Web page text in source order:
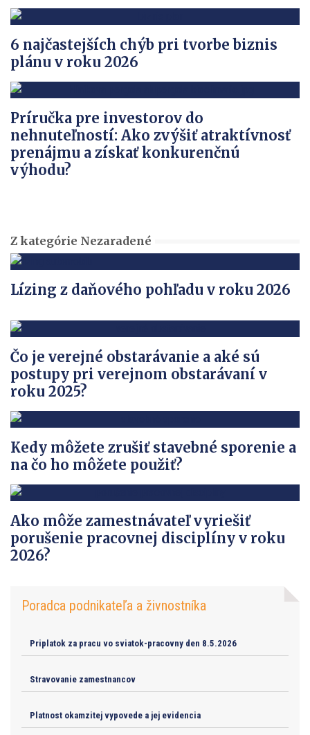
6 najčastejších chýb pri tvorbe biznis
plánu v roku 2026
Príručka pre investorov do
nehnuteľností: Ako zvýšiť atraktívnosť
prenájmu a získať konkurenčnú
výhodu?
Z kategórie Nezaradené
Lízing z daňového pohľadu v roku 2026
Čo je verejné obstarávanie a aké sú
postupy pri verejnom obstarávaní v
roku 2025?
Kedy môžete zrušiť stavebné sporenie a
na čo ho môžete použiť?
Ako môže zamestnávateľ vyriešiť
porušenie pracovnej disciplíny v roku
2026?
Poradca podnikateľa a živnostníka
Priplatok za pracu vo sviatok-pracovny den 8.5.2026
Stravovanie zamestnancov
Platnost okamzitej vypovede a jej evidencia